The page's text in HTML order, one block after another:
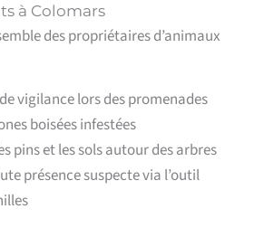
à Colomars
des propriétaires d’animaux
vigilance lors des promenades
boisées infestées
pins et les sols autour des arbres
présence suspecte via l’outil